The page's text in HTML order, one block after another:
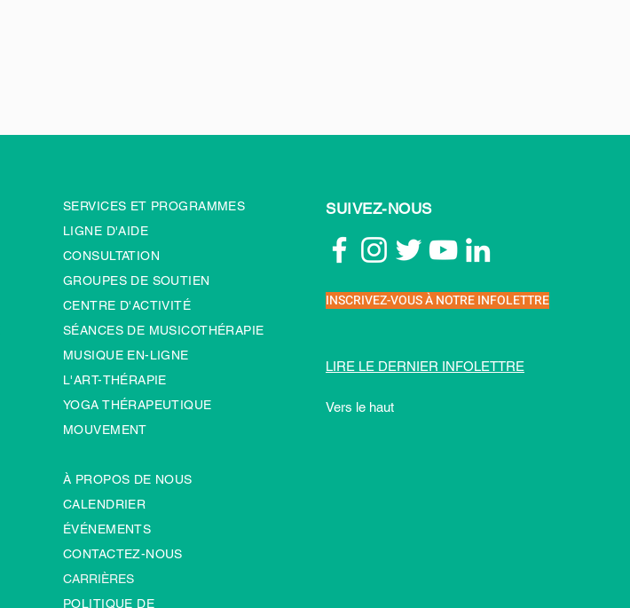
SERVICES ET PROGRAMMES
LIGNE D'AIDE
CONSULTATION
GROUPES DE SOUTIEN
CENTRE D'ACTIVITÉ
SÉANCES DE MUSICOTHÉRAPIE
MUSIQUE EN-LIGNE
L'ART-THÉRAPIE
YOGA THÉRAPEUTIQUE
MOUVEMENT
À PROPOS DE NOUS
CALENDRIER
ÉVÉNEMENTS
CONTACTEZ-NOUS
CARRIÈRES
POLITIQUE DE
SUIVEZ-NOUS
INSCRIVEZ-VOUS À NOTRE INFOLETTRE
LIRE LE DERNIER INFOLETTRE
Vers le haut